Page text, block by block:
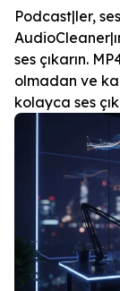
Podcast|ler,
ses çıkarın.
olmadan ve
kolayca ses